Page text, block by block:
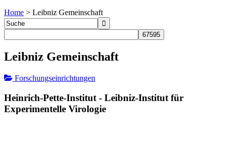
Home > Leibniz Gemeinschaft
Leibniz Gemeinschaft
Forschungseinrichtungen
Heinrich-Pette-Institut - Leibniz-Institut für
Experimentelle Virologie